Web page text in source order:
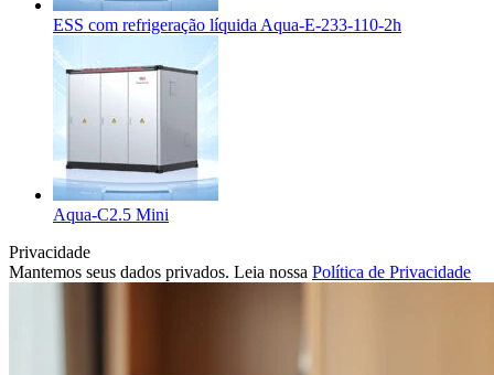
ESS com refrigeração líquida Aqua-E-233-110-2h
Aqua-C2.5 Mini
Privacidade
Mantemos seus dados privados. Leia nossa Política de Privacidade